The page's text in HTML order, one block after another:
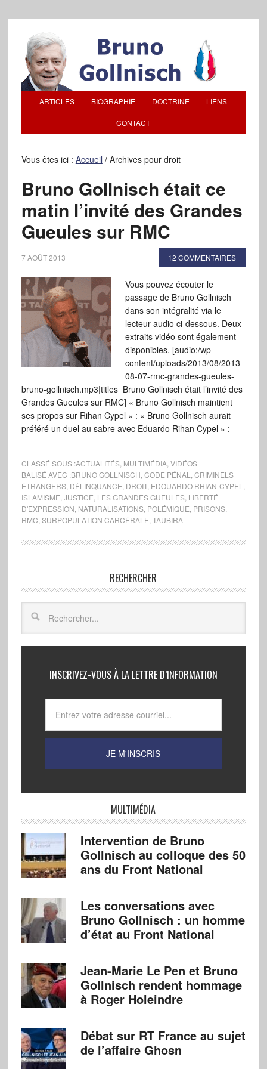
ARTICLES BIOGRAPHIE DOCTRINE LIENS
CONTACT
Vous êtes ici : Accueil /Archives pour droit
Bruno Gollnisch était ce
matin l’invité des Grandes
Gueules sur RMC
7 AOÛT 2013 12 COMMENTAIRES
Vous pouvez écouter le
passage de Bruno Gollnisch
dans son intégralité via le
lecteur audio ci-dessous. Deux
extraits vidéo sont également
disponibles. [audio:/wp-
content/uploads/2013/08/2013-
08-07-rmc-grandes-gueules-
bruno-gollnisch.mp3|titles=Bruno Gollnisch était l’invité des
Grandes Gueules sur RMC] « Bruno Gollnisch maintient
ses propos sur Rihan Cypel » : « Bruno Gollnisch aurait
préféré un duel au sabre avec Eduardo Rihan Cypel » :
CLASSÉ SOUS :ACTUALITÉS, MULTIMÉDIA, VIDÉOS
BALISÉ AVEC :BRUNO GOLLNISCH CODE PÉNAL
CRIMINELS
ÉTRANGERS, DÉLINQUANCE DROIT, EDOUARDO RHIAN-CYPEL
ISLAMISME JUSTICE LES GRANDES GUEULES, LIBERTÉ
D'EXPRESSION NATURALISATIONS, POLÉMIQUE PRISONS,
RMC SURPOPULATION CARCÉRALE TAUBIRA
RECHERCHER
INSCRIVEZ-VOUS À LA LETTRE D’INFORMATION
MULTIMÉDIA
Intervention de Bruno
Gollnisch au colloque des 50
ans du Front National
Les conversations avec
Bruno Gollnisch : un homme
d’état au Front National
Jean-Marie Le Pen et Bruno
Gollnisch rendent hommage
à Roger Holeindre
Débat sur RT France au sujet
de l’affaire Ghosn